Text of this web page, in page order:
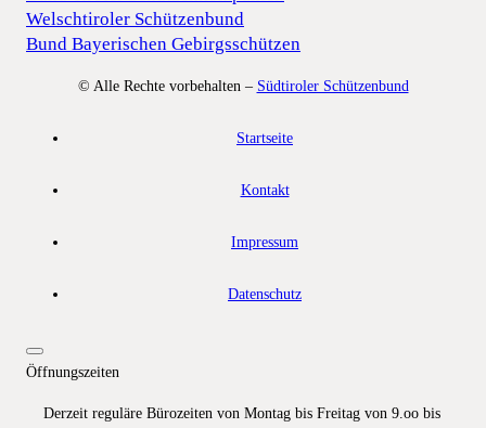
Welschtiroler Schützenbund
Bund Bayerischen Gebirgsschützen
© Alle Rechte vorbehalten – Südtiroler Schützenbund
Startseite
Kontakt
Impressum
Datenschutz
Öffnungszeiten
Derzeit reguläre Bürozeiten von Montag bis Freitag von 9.oo bis